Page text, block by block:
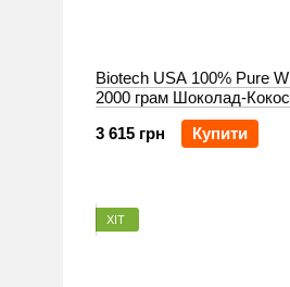
Biotech USA 100% Pure
2000 грам Шоколад-Кокос
3 615 грн
Купити
ХІТ